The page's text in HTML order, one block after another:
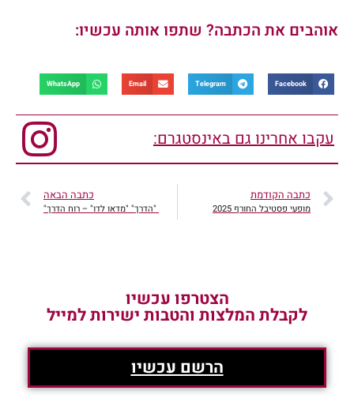
אוהבים את הכתבה? שתפו אותה עכשיו:
Facebook
Telegram
Email
WhatsApp
עקבו אחרינו גם באינסטגרם:
כתבה הקודמת
מופעי פסטיבל החורף 2025
כתבה הבאה
"הדרך" "מדאו לדו" – רוח הדרך"
הצטרפו עכשיו
לקבלת המלצות והטבות ישירות למייל
הרשם עכשיו